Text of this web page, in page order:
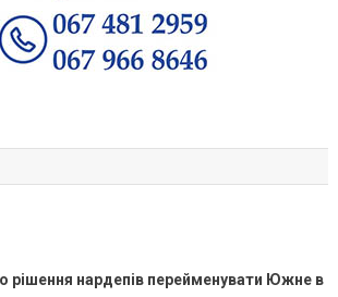
рішення нардепів перейменувати Южне в